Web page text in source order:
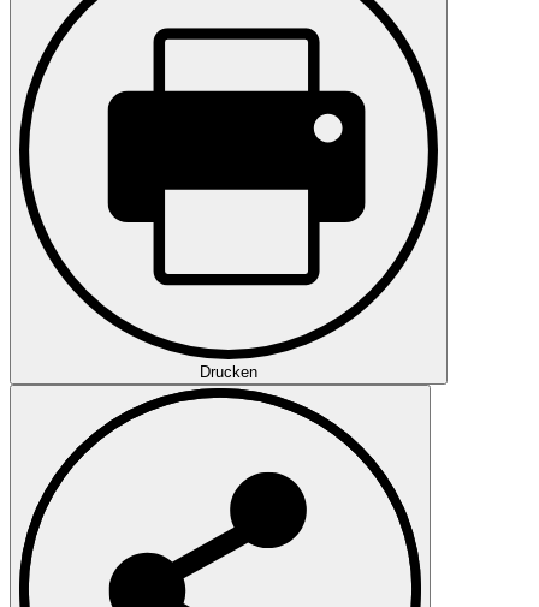
Drucken